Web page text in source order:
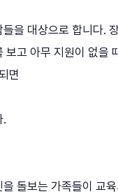
을 대상으로 합니다.
보고 아무 지원이 없을
면
.
돌보는 가족들이 교